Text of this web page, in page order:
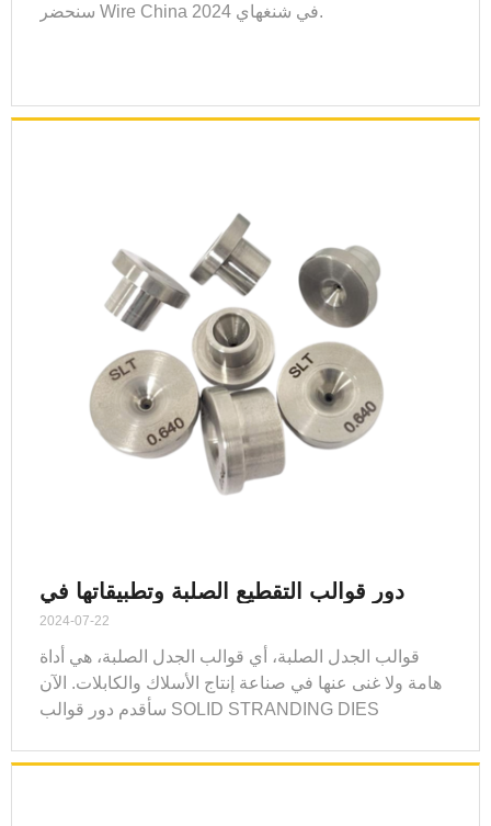
سنحضر Wire China 2024 في شنغهاي.
دور قوالب التقطيع الصلبة وتطبيقاتها في
الإنتاج الصناعي
2024-07-22
قوالب الجدل الصلبة، أي قوالب الجدل الصلبة، هي أداة
هامة ولا غنى عنها في صناعة إنتاج الأسلاك والكابلات. الآن
سأقدم دور قوالب SOLID STRANDING DIES